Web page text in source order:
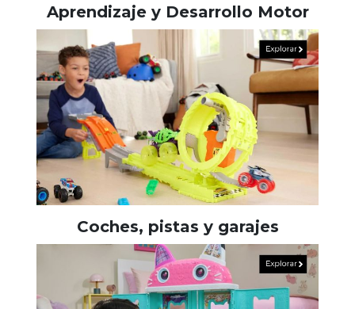
Aprendizaje y Desarrollo Motor
Coches, pistas y garajes